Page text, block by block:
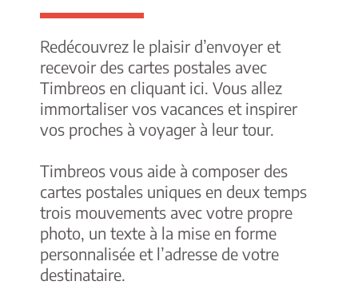
Redécouvrez le plaisir d’envoyer et
recevoir des cartes postales avec
Timbreos en cliquant ici . Vous allez
immortaliser vos vacances et inspirer
vos proches à voyager à leur tour.
Timbreos vous aide à composer des
cartes postales uniques en deux temps
trois mouvements avec votre propre
photo, un texte à la mise en forme
personnalisée et l’adresse de votre
destinataire.